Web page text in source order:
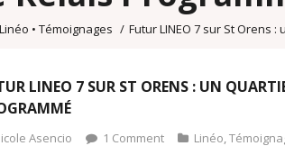
Linéo • Témoignages / Futur LINEO 7 sur St Orens :
LINEO 7 SUR ST ORENS : UN
Asencio 1 Comment Linéo,